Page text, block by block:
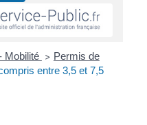
Mobilité > Permis de
entre 3,5 et 7,5